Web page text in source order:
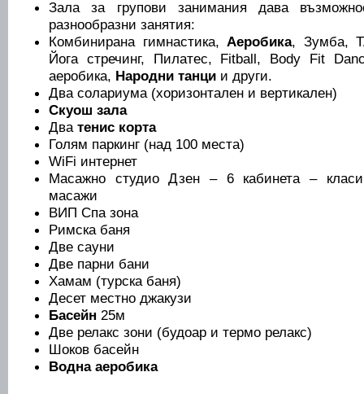
Зала за групови занимания дава
разнообразни занятия:
Комбинирана гимнастика, Аеробика, Зумба,
Йога стречинг, Пилатес, Fitball, Body Fit
аеробика, Народни танци и други.
Два солариума (хоризонтален и вертикален)
Скуош зала
Два тенис корта
Голям паркинг (над 100 места)
WiFi интернет
Масажно студио Дзен – 6 кабинета –
масажи
ВИП Спа зона
Римска баня
Две сауни
Две парни бани
Хамам (турска баня)
Десет местно джакузи
Басейн 25м
Две релакс зони (будоар и термо релакс)
Шоков басейн
Водна аеробика